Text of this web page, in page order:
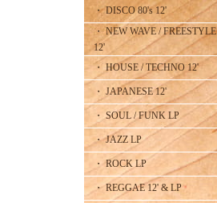
・ DISCO 80's 12'
・ NEW WAVE / FREESTYLE
12'
・ HOUSE / TECHNO 12'
・ JAPANESE 12'
・ SOUL / FUNK LP
・ JAZZ LP
・ ROCK LP
・ REGGAE 12' & LP